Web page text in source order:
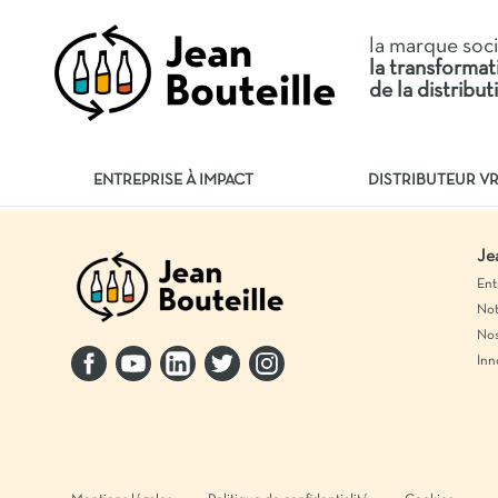
ENTREPRISE À IMPACT DISTRIBUTEUR
la marque
la
de la